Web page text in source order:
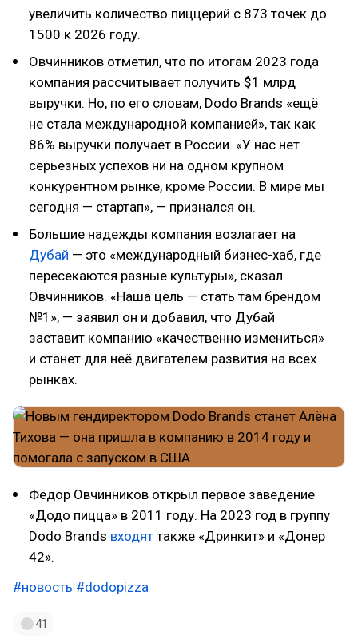
увеличить количество пиццерий с 873 точек до
1500 к 2026 году.
Овчинников отметил, что по итогам 2023 года
компания рассчитывает получить $1 млрд
выручки. Но, по его словам, Dodo Brands «ещё
не стала международной компанией», так как
86% выручки получает в России. «У нас нет
серьезных успехов ни на одном крупном
конкурентном рынке, кроме России. В мире мы
сегодня — стартап», — признался он.
Большие надежды компания возлагает на
Дубай — это «международный бизнес-хаб, где
пересекаются разные культуры», сказал
Овчинников. «Наша цель — стать там брендом
№1», — заявил он и добавил, что Дубай
заставит компанию «качественно измениться»
и станет для неё двигателем развития на всех
рынках.
Фёдор Овчинников открыл первое заведение
«Додо пицца» в 2011 году. На 2023 год в группу
Dodo Brands входят также «Дринкит» и «Донер
42».
#новость #dodopizza
41